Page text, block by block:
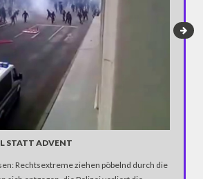
STATT ADVENT
Rechtsextreme ziehen pöbelnd durch die